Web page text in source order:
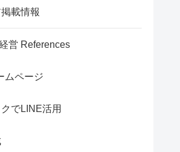
載情報
営 References
ムページ
でLINE活用